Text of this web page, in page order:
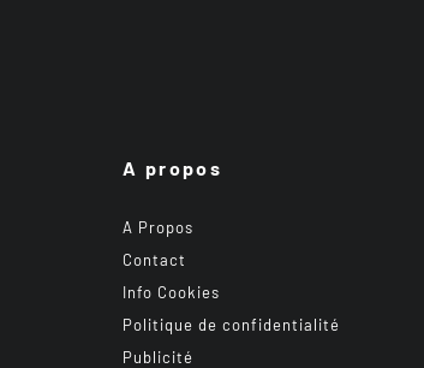
A propos
A Propos
Contact
Info Cookies
Politique de confidentialité
Publicité